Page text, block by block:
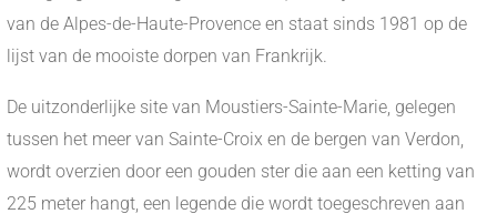
van de Alpes-de-Haute-Provence en staat sinds 1981 op de
lijst van de mooiste dorpen van Frankrijk.
De uitzonderlijke site van Moustiers-Sainte-Marie, gelegen
tussen het meer van Sainte-Croix en de bergen van Verdon,
wordt overzien door een gouden ster die aan een ketting van
225 meter hangt, een legende die wordt toegeschreven aan